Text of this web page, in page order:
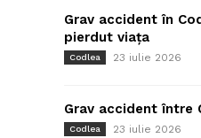
Grav accident în
pierdut viața
Codlea 23 iulie 2026
Grav accident între
Codlea 23 iulie 2026